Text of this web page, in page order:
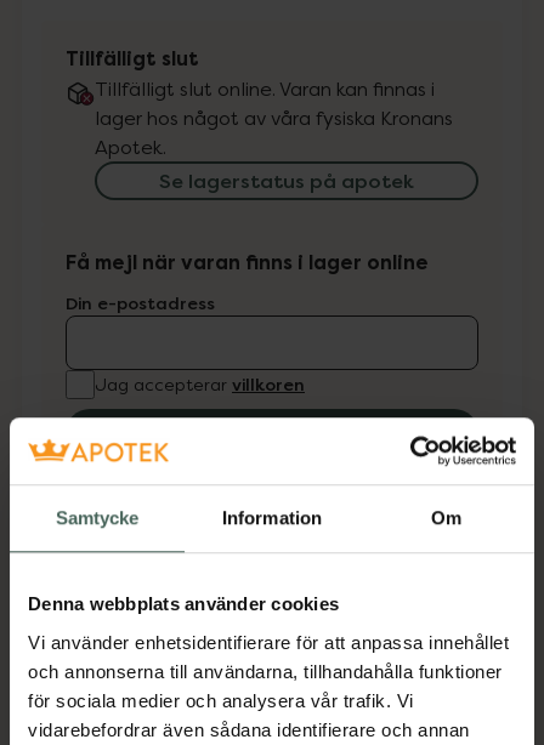
Samtycke Information Om
Denna webbplats använder cookies
Vi använder enhetsidentifierare för att anpassa innehållet
och annonserna till användarna, tillhandahålla funktioner
för sociala medier och analysera vår trafik. Vi
vidarebefordrar även sådana identifierare och annan
Tillfälligt slut
Tillfälligt slut online. Varan kan finnas i
lager hos något av våra fysiska Kronans
Apotek.
Se lagerstatus på apotek
Få mejl när varan finns i lager online
Din e-postadress
Jag accepterar villkoren
Aktuella erbjudanden
Solrosbrödsmixen är en helmix. Man behöver
endast tillsätta jäst och vatten och kan sedan
baka ett saftigt och gott lagom grovt bröd.
Det går lätt att ändra smaken genom att